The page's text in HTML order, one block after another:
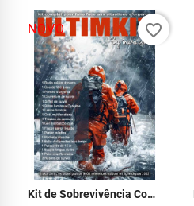
NOVO
Kit de Sobrevivência Completo
favorite_border